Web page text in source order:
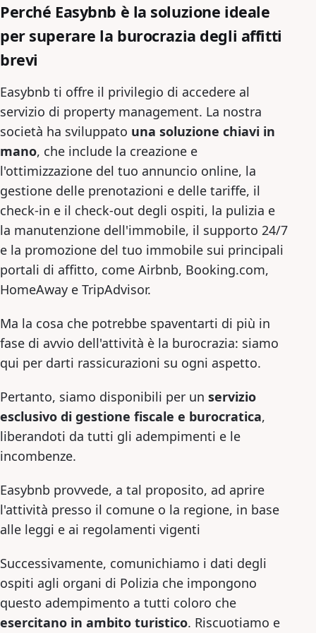
Perché Easybnb è la soluzione ideale
per superare la burocrazia degli affitti
brevi
Easybnb ti offre il privilegio di accedere al
servizio di property management. La nostra
società ha sviluppato una soluzione chiavi in
mano, che include la creazione e
l'ottimizzazione del tuo annuncio online, la
gestione delle prenotazioni e delle tariffe, il
check-in e il check-out degli ospiti, la pulizia e
la manutenzione dell'immobile, il supporto 24/7
e la promozione del tuo immobile sui principali
portali di affitto, come Airbnb, Booking.com,
HomeAway e TripAdvisor.
Ma la cosa che potrebbe spaventarti di più in
fase di avvio dell'attività è la burocrazia: siamo
qui per darti rassicurazioni su ogni aspetto.
Pertanto, siamo disponibili per un servizio
esclusivo di gestione fiscale e burocratica,
liberandoti da tutti gli adempimenti e le
incombenze.
Easybnb provvede, a tal proposito, ad aprire
l'attività presso il comune o la regione, in base
alle leggi e ai regolamenti vigenti
Successivamente, comunichiamo i dati degli
ospiti agli organi di Polizia che impongono
questo adempimento a tutti coloro che
esercitano in ambito turistico. Riscuotiamo e